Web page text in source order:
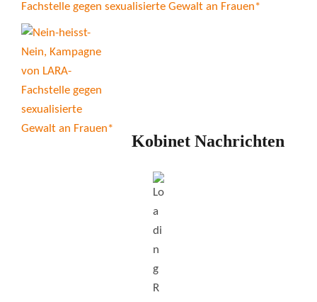
Fachstelle gegen sexualisierte Gewalt an Frauen*
Kobinet Nachrichten